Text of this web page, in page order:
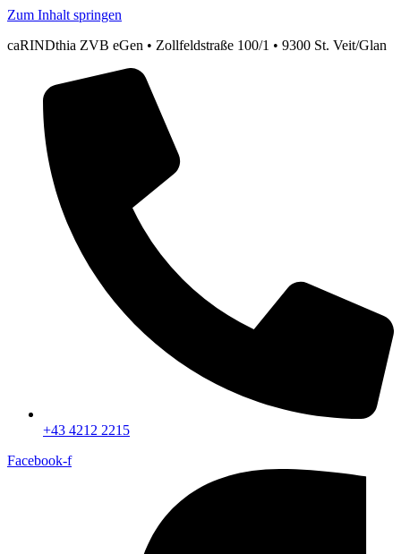
Zum Inhalt springen
caRINDthia ZVB eGen • Zollfeldstraße 100/1 • 9300 St. Veit/Glan
+43 4212 2215
Facebook-f